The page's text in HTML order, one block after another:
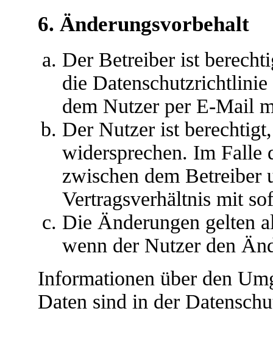
6. Änderungsvorbehalt
Der Betreiber ist
die
dem Nutzer per E-Mail
Der Nutzer ist
widersprechen. Im Falle
zwischen dem Betreiber
Vertragsverhältnis mit
Die Änderungen gelten
wenn der Nutzer den
Informationen über den
Daten sind in der